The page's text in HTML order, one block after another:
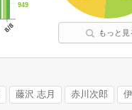
8/8
949
もっと見
藤沢 志月 赤川次郎